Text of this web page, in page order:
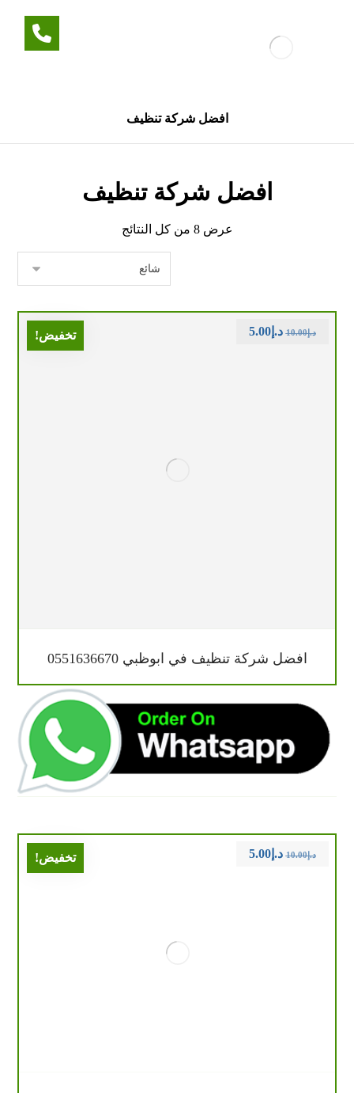
افضل شركة تنظيف
افضل شركة تنظيف
عرض ⁦8⁩ من كل النتائج
تخفيض!
افضل شركة تنظيف في ابوظبي 0551636670
د.إ10.00 د.إ5.00
تخفيض! د.إ10.00 د.إ5.00